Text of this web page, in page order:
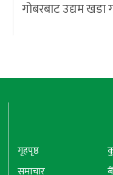
गोबरबाट उद्यम खडा
गृहपृष्ठ
समाचार